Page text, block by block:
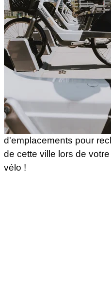
d'emplacements pour
de cette ville lors de
vélo !